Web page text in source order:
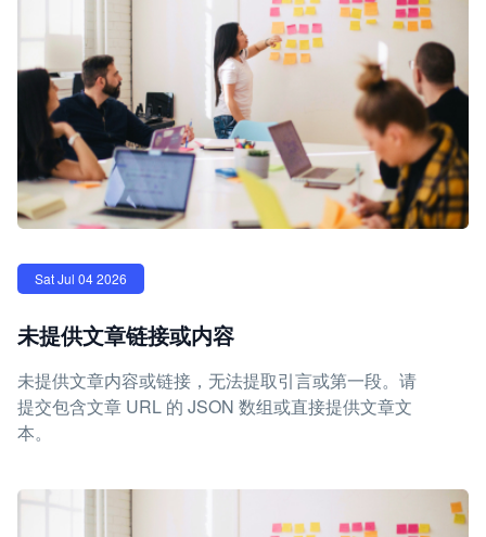
Sat Jul 04 2026
未提供文章链接或内容
未提供文章内容或链接，无法提取引言或第一段。请
提交包含文章 URL 的 JSON 数组或直接提供文章文
本。